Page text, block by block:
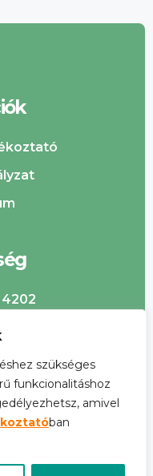
szükséges
funkcionalitáshoz
amivel
ban
4202